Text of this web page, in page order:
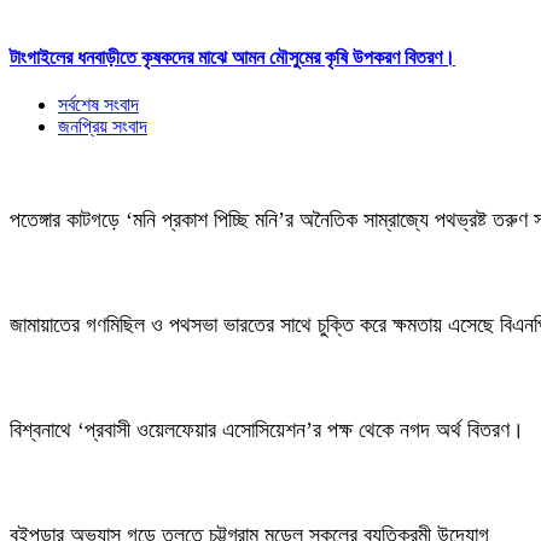
টাংগাইলের ধনবাড়ীতে কৃষকদের মাঝে আমন মৌসুমের কৃষি উপকরণ বিতরণ।
সর্বশেষ সংবাদ
জনপ্রিয় সংবাদ
পতেঙ্গার কাটগড়ে ‘মনি প্রকাশ পিচ্ছি মনি’র অনৈতিক সাম্রাজ্যে পথভ্রষ্ট তরুণ
জামায়াতের গণমিছিল ও পথসভা ভারতের সাথে চুক্তি করে ক্ষমতায় এসেছে
বিশ্বনাথে ‘প্রবাসী ওয়েলফেয়ার এসোসিয়েশন’র পক্ষ থেকে নগদ অর্থ বিতরণ।
বইপড়ার অভ্যাস গড়ে তুলতে চট্টগ্রাম মডেল স্কুলের ব্যতিক্রমী উদ্যোগ